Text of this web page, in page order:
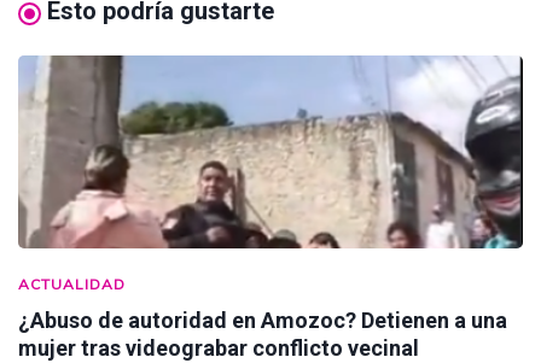
Esto podría gustarte
ACTUALIDAD
¿Abuso de autoridad en Amozoc? Detienen a una
mujer tras videograbar conflicto vecinal